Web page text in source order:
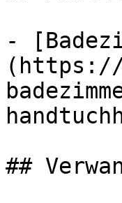
-
(https://
##